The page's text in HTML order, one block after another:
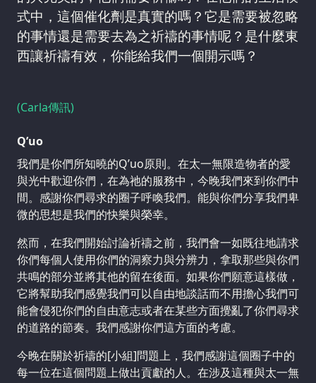
式中，這個催化劑是真實的嗎？它是需要被忽略
的事情還是需要去為之祈禱的事情呢？是什麼東
西讓祈禱有效，你能給我們一個開示嗎？
(Carla傳訊)
Q’uo
我們是你們所知曉的Q’uo原則。在太一無限造物者的愛
與光中歡迎你們，在為祂的服務中，今晚我們來到你們中
間。感謝你們尋求的圈子呼喚我們。能與你們分享我們卑
微的思想是我們的快樂與榮幸。
然而，在我們開始討論祈禱之前，我們會一如既往地請求
你們每個人使用你們的洞察力與分辨力，拿取那些與你們
共鳴的部分並將其他的留在後面。如果你們願意這樣做，
它將幫助我們感覺我們可以自由地談話而不用擔心我們可
能會侵犯你們的自由意志或者在某些方面攪亂了你們尋求
的道路的節奏。我們感謝你們這方面的考慮。
今晚在關於祈禱的[小組]問題上，我們感謝這個圈子中的
每一位在這個問題上做出貢獻的人。在涉及這種與太一無